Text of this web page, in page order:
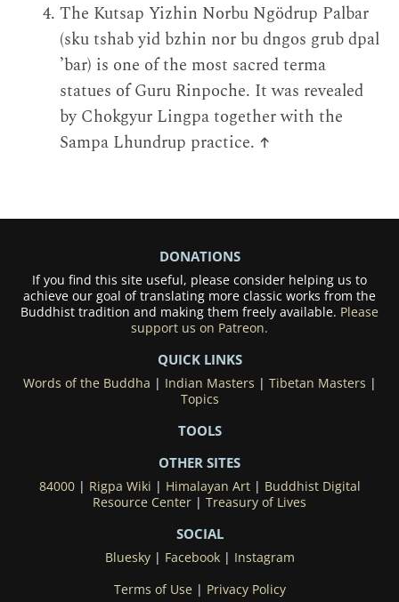
The Kutsap Yizhin Norbu Ngödrup Palbar
(sku tshab yid bzhin nor bu dngos grub dpal
’bar) is one of the most sacred terma
statues of Guru Rinpoche. It was revealed
by Chokgyur Lingpa together with the
Sampa Lhundrup practice. ↑
DONATIONS
If you find this site useful, please consider helping us to
achieve our goal of translating more classic works from the
Buddhist tradition and making them freely available. Please
support us on Patreon.
QUICK LINKS
Words of the Buddha | Indian Masters | Tibetan Masters |
Topics
TOOLS
OTHER SITES
84000| Rigpa Wiki | Himalayan Art| Buddhist Digital
Resource Center | Treasury of Lives
SOCIAL
Bluesky| Facebook| Instagram
Terms of Use | Privacy Policy